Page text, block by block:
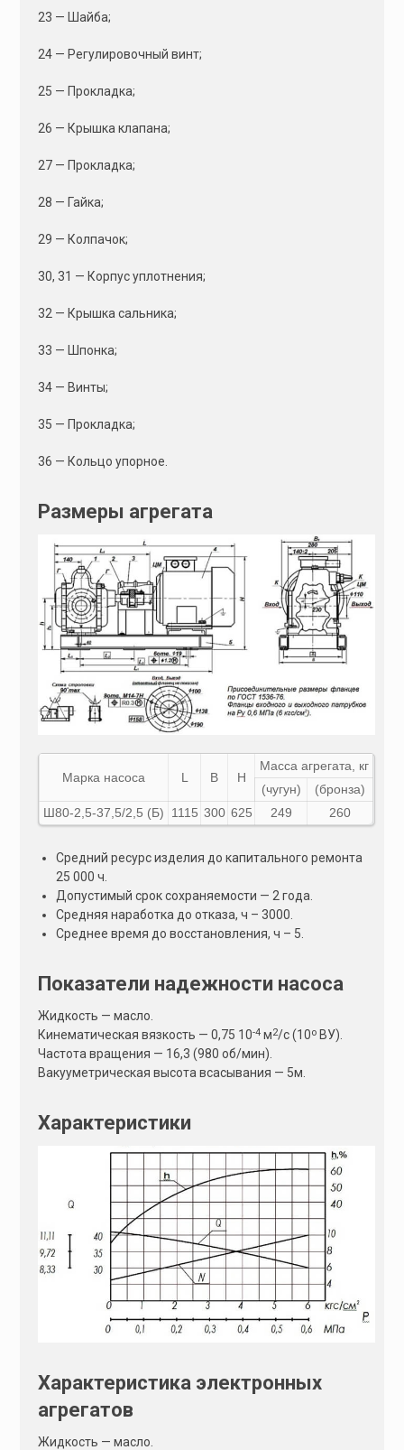
23 — Шайба;
24 — Регулировочный винт;
25 — Прокладка;
26 — Крышка клапана;
27 — Прокладка;
28 — Гайка;
29 — Колпачок;
30, 31 — Корпус уплотнения;
32 — Крышка сальника;
33 — Шпонка;
34 — Винты;
35 — Прокладка;
36 — Кольцо упорное.
Размеры агрегата
Марка насоса L B H
Масса агрегата, кг
(чугун)
(бронза)
Ш80-2,5-37,5/2,5 (Б)
1115 300 625 249 260
Средний ресурс изделия до капитального ремонта
25 000 ч.
Допустимый срок сохраняемости — 2 года.
Средняя наработка до отказа, ч – 3000.
Среднее время до восстановления, ч – 5.
Показатели надежности насоса
Жидкость — масло.
Кинематическая вязкость — 0,75 10-4 м2/с (10о ВУ).
Частота вращения — 16,3 (980 об/мин).
Вакууметрическая высота всасывания — 5м.
Характеристики
Характеристика электронных
агрегатов
Жидкость — масло.